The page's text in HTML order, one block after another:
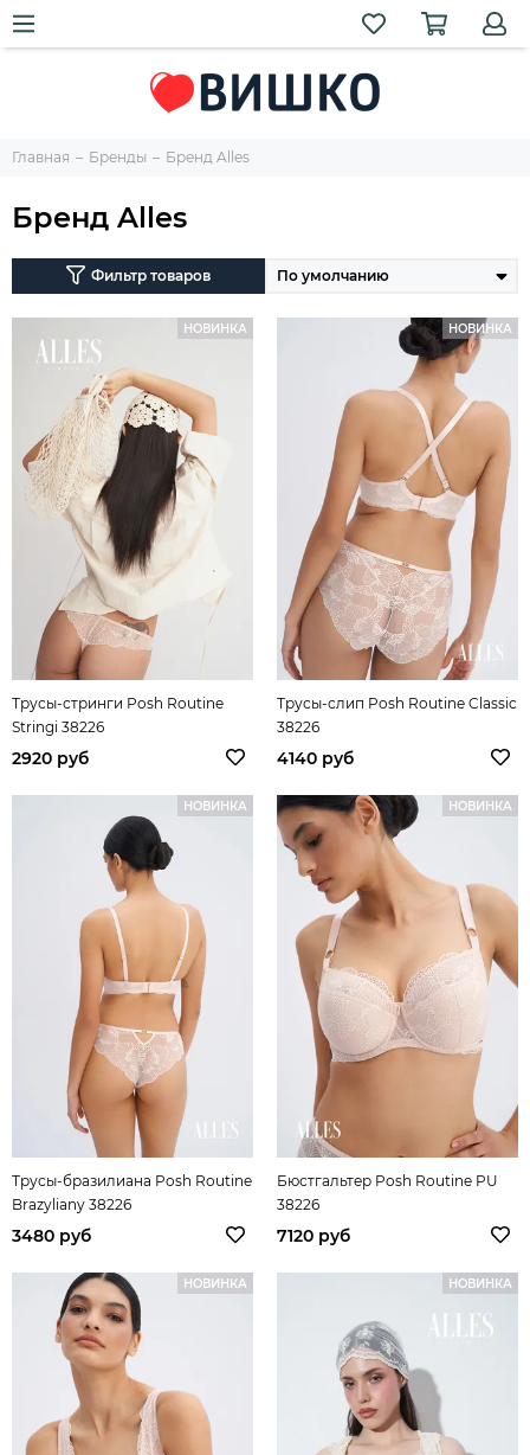
Главная Бренды Бренд Alles
Бренд Alles
Фильтр товаров
НОВИНКА
Трусы-стринги Posh Routine
Stringi 38226
2920 руб
НОВИНКА
Трусы-слип Posh Routine Classic
38226
4140 руб
НОВИНКА
Трусы-бразилиана Posh Routine
Brazyliany 38226
3480 руб
НОВИНКА
Бюстгальтер Posh Routine PU
38226
7120 руб
НОВИНКА НОВИНКА